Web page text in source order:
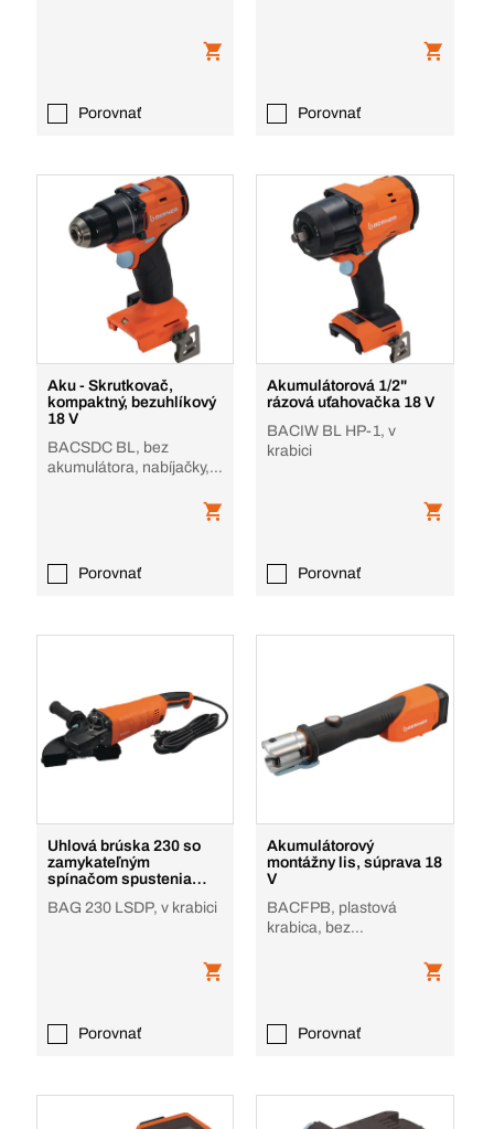
Porovnať Porovnať
Aku - Skrutkovač,
kompaktný, bezuhlíkový
18 V
BACSDC BL, bez
akumulátora, nabíjačky, v
Porovnať
Akumulátorová 1/2"
rázová uťahovačka 18 V
BACIW BL HP-1, v
krabici
Porovnať
Uhlová brúska 230 so
zamykateľným
spínačom spustenia
BAG 230 LSDP, v krabici
Porovnať
Akumulátorový
montážny lis, súprava 18
V
BACFPB, plastová
krabica, bez
Porovnať